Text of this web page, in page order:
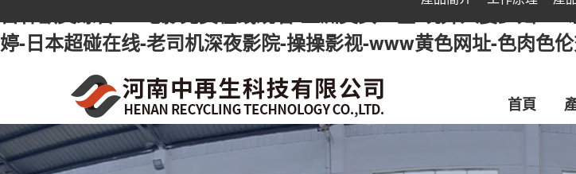
婷-日本超碰在线-老司机深夜影院-操操影视-www黄色网址-色肉色
首頁